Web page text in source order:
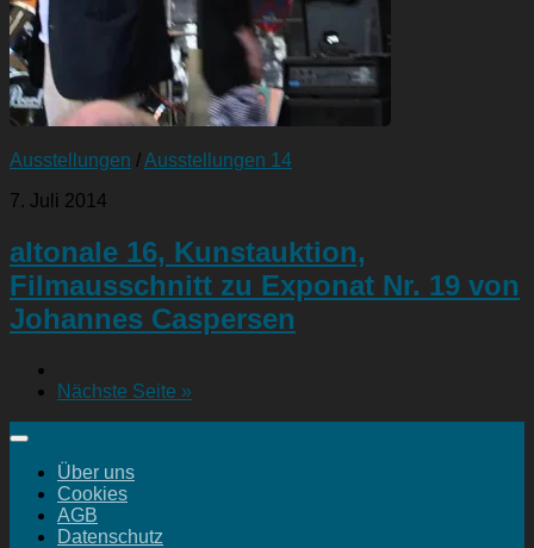
Ausstellungen /Ausstellungen 14
7. Juli 2014
altonale 16, Kunstauktion,
Filmausschnitt zu Exponat Nr. 19 von
Johannes Caspersen
Nächste Seite »
Über uns
Cookies
AGB
Datenschutz